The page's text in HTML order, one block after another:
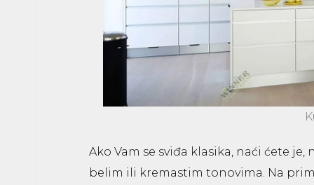
Ako Vam se sviđa klasika, naći ćete
belim ili kremastim tonovima. Na